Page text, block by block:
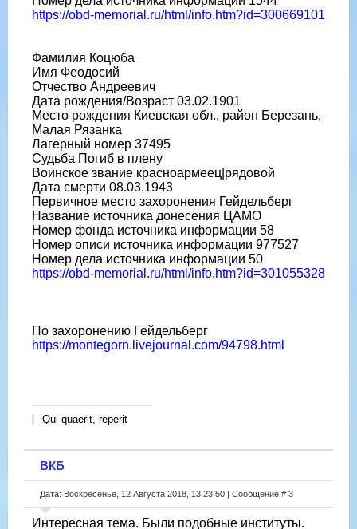
https://obd-memorial.ru/html/info.htm?id=300669101
Фамилия Коцюба
Имя Феодосий
Отчество Андреевич
Дата рождения/Возраст 03.02.1901
Место рождения Киевская обл., район Березань,
Малая Рязанка
Лагерный номер 37495
Судьба Погиб в плену
Воинское звание красноармеец|рядовой
Дата смерти 08.03.1943
Первичное место захоронения Гейдельберг
Название источника донесения ЦАМО
Номер фонда источника информации 58
Номер описи источника информации 977527
Номер дела источника информации 50
https://obd-memorial.ru/html/info.htm?id=301055328
По захоронению Гейдельберг
https://montegorn.livejournal.com/94798.html
Qui quaerit, reperit
ВКБ
Дата: Воскресенье, 12 Августа 2018, 13:23:50 | Сообщение # 3
Интересная тема. Были подобные институты.